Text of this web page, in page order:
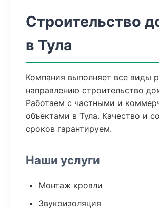
Строительство
в Тула
Компания выполняет все виды
направлению строительство
Работаем с частными и
объектами в Тула. Качество и
сроков гарантируем.
Наши услуги
Монтаж кровли
Звукоизоляция